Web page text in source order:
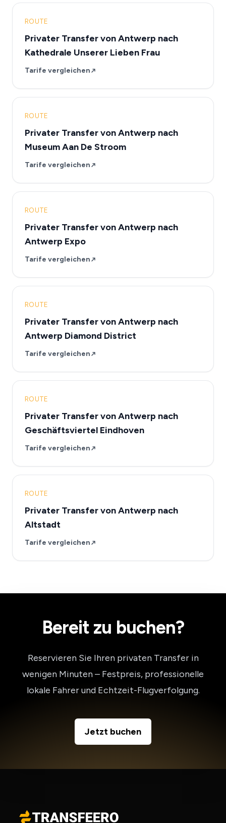
ROUTE
Privater Transfer von Antwerp nach
Kathedrale Unserer Lieben Frau
Tarife vergleichen
ROUTE
Privater Transfer von Antwerp nach
Museum Aan De Stroom
Tarife vergleichen
ROUTE
Privater Transfer von Antwerp nach
Antwerp Expo
Tarife vergleichen
ROUTE
Privater Transfer von Antwerp nach
Antwerp Diamond District
Tarife vergleichen
ROUTE
Privater Transfer von Antwerp nach
Geschäftsviertel Eindhoven
Tarife vergleichen
ROUTE
Privater Transfer von Antwerp nach
Altstadt
Tarife vergleichen
Bereit zu buchen?
Reservieren Sie Ihren privaten Transfer in
wenigen Minuten – Festpreis, professionelle
lokale Fahrer und Echtzeit-Flugverfolgung.
Jetzt buchen